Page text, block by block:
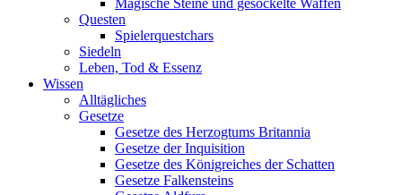
Magische Steine und gesockelte Waffen
Questen
Spielerquestchars
Siedeln
Leben, Tod & Essenz
Wissen
Alltägliches
Gesetze
Gesetze des Herzogtums Britannia
Gesetze der Inquisition
Gesetze des Königreiches der Schatten
Gesetze Falkensteins